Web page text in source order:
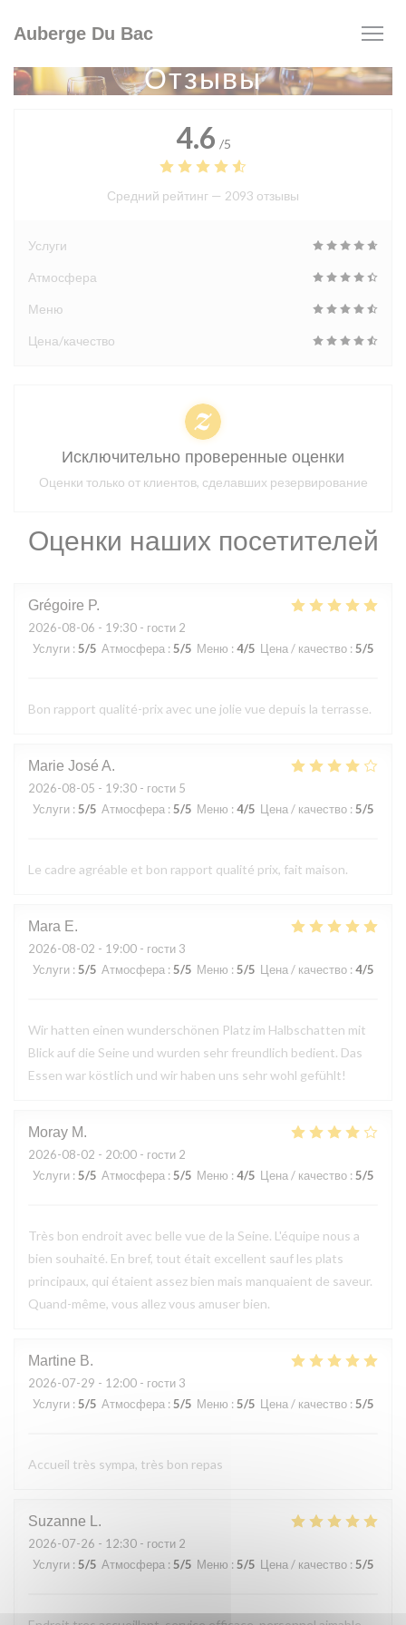
Auberge Du Bac
Отзывы
Оценки наших посетителей
Grégoire P
2026-08-06 - 19:30 - гости 2
Услуги : 5/5 Атмосфера : 5/5 Меню : 4/5 Цена / качество : 5/5
Bon rapport qualité-prix avec une jolie vue depuis la terrasse.
Marie José A
2026-08-05 - 19:30 - гости 5
Услуги : 5/5 Атмосфера : 5/5 Меню : 4/5 Цена / качество : 5/5
Le cadre agréable et bon rapport qualité prix, fait maison.
Mara E
2026-08-02 - 19:00 - гости 3
Услуги : 5/5 Атмосфера : 5/5 Меню : 5/5 Цена / качество : 4/5
Wir hatten einen wunderschönen Platz im Halbschatten mit
Blick auf die Seine und wurden sehr freundlich bedient. Das
Essen war köstlich und wir haben uns sehr wohl gefühlt!
Moray M
2026-08-02 - 20:00 - гости 2
Услуги : 5/5 Атмосфера : 5/5 Меню : 4/5 Цена / качество : 5/5
Très bon endroit avec belle vue de la Seine. L'équipe nous a
bien souhaité. En bref, tout était excellent sauf les plats
principaux, qui étaient assez bien mais manquaient de saveur.
Quand-même, vous allez vous amuser bien.
Martine B
2026-07-29 - 12:00 - гости 3
Услуги :5/5 Атмосфера : 5/5 Меню : 5/5 Цена / качество : 5/5
Accueil très sympa, très bon repas
Suzanne L
2026-07-26 - 12:30 - гости 2
Услуги : 5/5 Атмосфера : 5/5 Меню : 5/5 Цена / качество : 5/5
4.6 /5
Средний рейтинг — 2093 отзывы
Услуги
Атмосфера
Меню
Цена/качество
Исключительно проверенные оценки
Оценки только от клиентов, сделавших резервирование